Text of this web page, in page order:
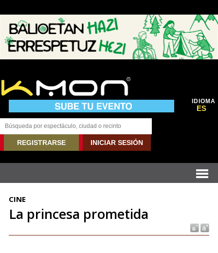
IDIOMA
ES
REGISTRARSE INICIAR SESIÓN
CINE
La princesa prometida